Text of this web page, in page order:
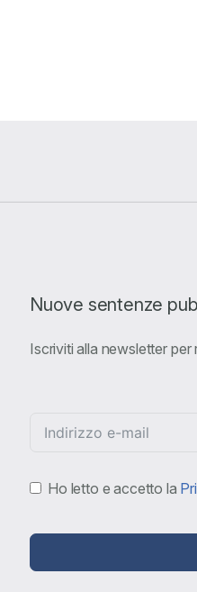
Nuove sentenze
Iscriviti alla newsletter
Ho letto e accetto la